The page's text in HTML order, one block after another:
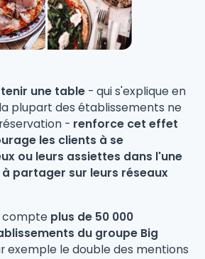
une table - qui s'explique en
plupart des établissements ne
- renforce cet effet
les clients à se
ou leurs assiettes dans l'une
partager sur leurs réseaux
compte plus de 50 000
du groupe Big
exemple le double des mentions